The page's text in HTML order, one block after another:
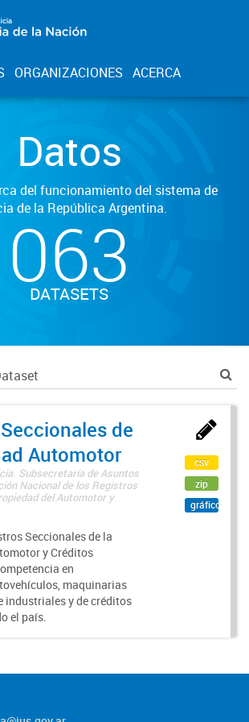
ORGANIZACIONES ACERCA
Datos
del funcionamiento del sistema de
de la República Argentina.
063
DATASETS
de
Automotor
Subsecretaría de Asuntos
Nacional de los Registros
del Automotor y
Seccionales de la
y Créditos
en
maquinarias
industriales y de créditos
el país.
csv
zip
gráfico